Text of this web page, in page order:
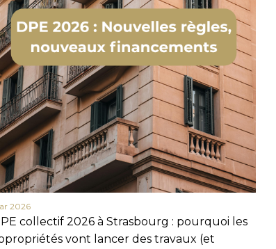
2026
collectif 2026 à Strasbourg : pourquoi les
vont lancer des travaux (et
Nom
Prénom
Téléphone
Email
Message
Vérification